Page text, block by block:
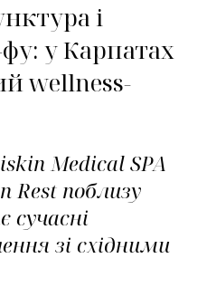
і
у Карпатах
wellness-
Medical SPA
Rest поблизу
сучасні
зі східними